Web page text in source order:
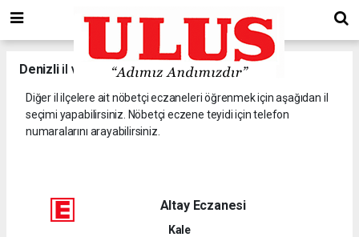
Denizliil ve ilçelerine ait nöbetçi eczaneler.
Diğer il ilçelere ait nöbetçi eczaneleri öğrenmek için aşağıdan il
seçimi yapabilirsiniz. Nöbetçi eczene teyidi için telefon
numaralarını arayabilirsiniz.
Altay Eczanesi
Kale